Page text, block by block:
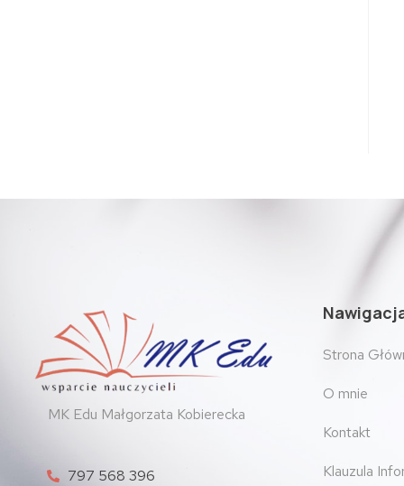
MK Edu Małgorzata Kobierecka
797 568 396
Strona
O mnie
Kontakt
Klauzula